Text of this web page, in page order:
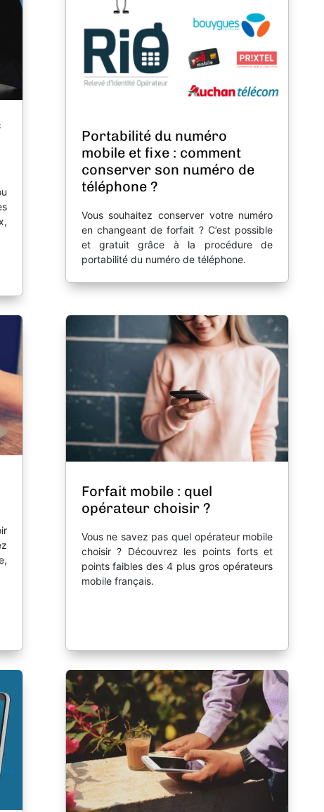
Portabilité du numéro
mobile et fixe : comment
conserver son numéro de
téléphone ?
Vous souhaitez conserver votre numéro
en changeant de forfait ? C’est possible
et gratuit grâce à la procédure de
portabilité du numéro de téléphone.
Forfait mobile : quel
opérateur choisir ?
Vous ne savez pas quel opérateur mobile
choisir ? Découvrez les points forts et
points faibles des 4 plus gros opérateurs
mobile français.